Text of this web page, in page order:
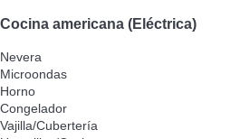
Cocina americana (Eléctrica)
Nevera
Microondas
Horno
Congelador
Vajilla/Cubertería